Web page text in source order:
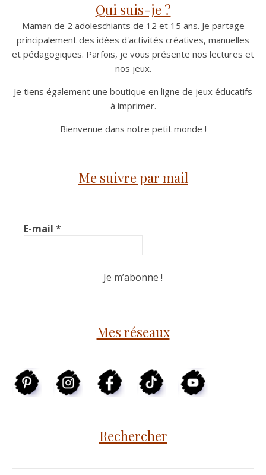
Qui suis-je ?
Maman de 2 adoleschiants de 12 et 15 ans. Je partage
principalement des idées d'activités créatives, manuelles
et pédagogiques. Parfois, je vous présente nos lectures et
nos jeux.
Je tiens également une boutique en ligne de jeux éducatifs
à imprimer.
Bienvenue dans notre petit monde !
Me suivre par mail
E-mail *
Mes réseaux
Rechercher